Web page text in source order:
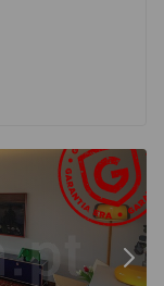
de Varzim,